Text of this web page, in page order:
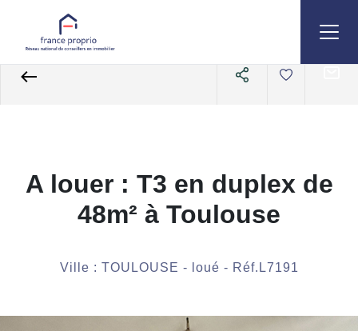
Appartements Référence L7191
A louer : T3 en duplex de
48m² à Toulouse
Ville : TOULOUSE - loué - Réf.L7191